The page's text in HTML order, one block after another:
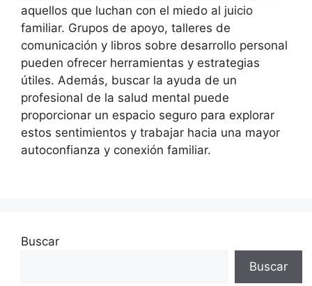
aquellos que luchan con el miedo al juicio
familiar. Grupos de apoyo, talleres de
comunicación y libros sobre desarrollo personal
pueden ofrecer herramientas y estrategias
útiles. Además, buscar la ayuda de un
profesional de la salud mental puede
proporcionar un espacio seguro para explorar
estos sentimientos y trabajar hacia una mayor
autoconfianza y conexión familiar.
Buscar
Buscar